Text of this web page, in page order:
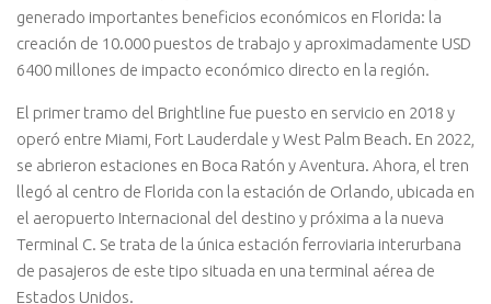
generado importantes beneficios económicos en Florida: la
creación de 10.000 puestos de trabajo y aproximadamente USD
6400 millones de impacto económico directo en la región.
El primer tramo del Brightline fue puesto en servicio en 2018 y
operó entre Miami, Fort Lauderdale y West Palm Beach. En 2022,
se abrieron estaciones en Boca Ratón y Aventura. Ahora, el tren
llegó al centro de Florida con la estación de Orlando, ubicada en
el aeropuerto Internacional del destino y próxima a la nueva
Terminal C. Se trata de la única estación ferroviaria interurbana
de pasajeros de este tipo situada en una terminal aérea de
Estados Unidos.